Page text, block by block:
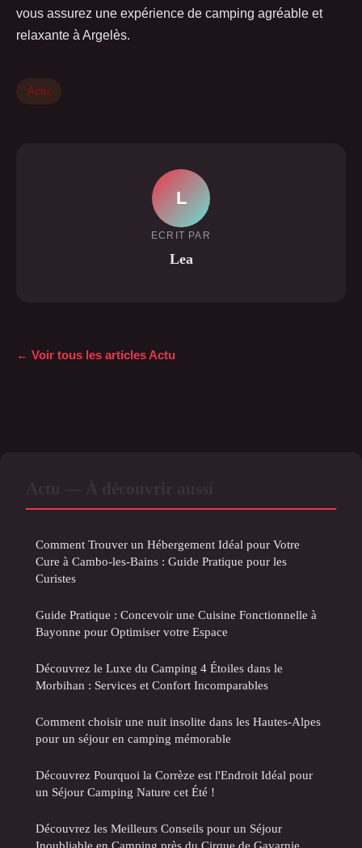
vous assurez une expérience de camping agréable et
relaxante à Argelès.
Actu
L
ECRIT PAR
Lea
← Voir tous les articles Actu
Comment Trouver un Hébergement Idéal pour Votre
Cure à Cambo-les-Bains : Guide Pratique pour les
Curistes
Guide Pratique : Concevoir une Cuisine Fonctionnelle à
Bayonne pour Optimiser votre Espace
Découvrez le Luxe du Camping 4 Étoiles dans le
Morbihan : Services et Confort Incomparables
Comment choisir une nuit insolite dans les Hautes-Alpes
pour un séjour en camping mémorable
Découvrez Pourquoi la Corrèze est l'Endroit Idéal pour
un Séjour Camping Nature cet Été !
Découvrez les Meilleurs Conseils pour un Séjour